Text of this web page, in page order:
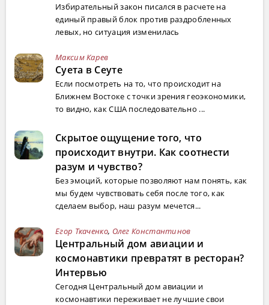
Избирательный закон писался в расчете на
единый правый блок против раздробленных
левых, но ситуация изменилась
Максим Карев
Суета в Сеуте
Если посмотреть на то, что происходит на
Ближнем Востоке с точки зрения геоэкономики,
то видно, как США последовательно ...
Скрытое ощущение того, что
происходит внутри. Как соотнести
разум и чувство?
Без эмоций, которые позволяют нам понять, как
мы будем чувствовать себя после того, как
сделаем выбор, наш разум мечется...
Егор Ткаченко, Олег Константинов
Центральный дом авиации и
космонавтики превратят в ресторан?
Интервью
Сегодня Центральный дом авиации и
космонавтики переживает не лучшие свои